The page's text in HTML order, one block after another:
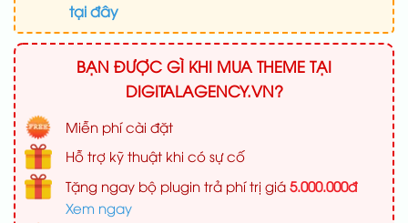
tại đây
BẠN ĐƯỢC GÌ KHI MUA THEME TẠI
DIGITALAGENCY.VN?
Miễn phí cài đặt
Hỗ trợ kỹ thuật khi có sự cố
Tặng ngay bộ plugin trả phí trị giá 5.000.000đ
Xem ngay